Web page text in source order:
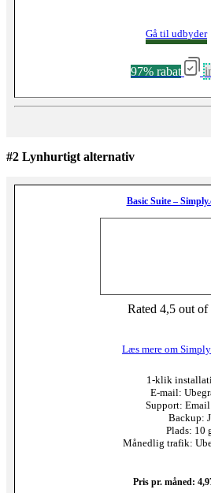
Gå til udbyder
97% rabat
#2 Lynhurtigt alternativ
Basic Suite –
Rated 4,5 out of
Læs mere om
1-klik
E-mail:
Support:
Backup:
Plads: 10
Månedlig trafik:
Pris pr. måned: